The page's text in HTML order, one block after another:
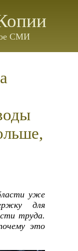
СМИ
уже
для
труда.
это